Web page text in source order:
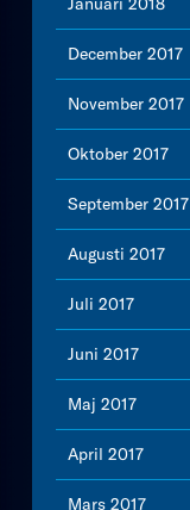
December 2017
November 2017
Oktober 2017
September 2017
Augusti 2017
Juli 2017
Juni 2017
Maj 2017
April 2017
Mars 2017